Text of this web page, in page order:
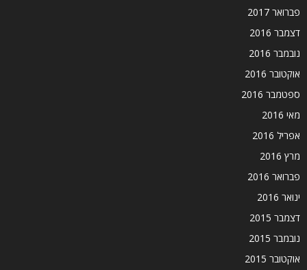
פברואר 2017
דצמבר 2016
נובמבר 2016
אוקטובר 2016
ספטמבר 2016
מאי 2016
אפריל 2016
מרץ 2016
פברואר 2016
ינואר 2016
דצמבר 2015
נובמבר 2015
אוקטובר 2015